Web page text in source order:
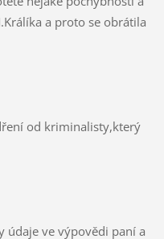
a proto se obrátila